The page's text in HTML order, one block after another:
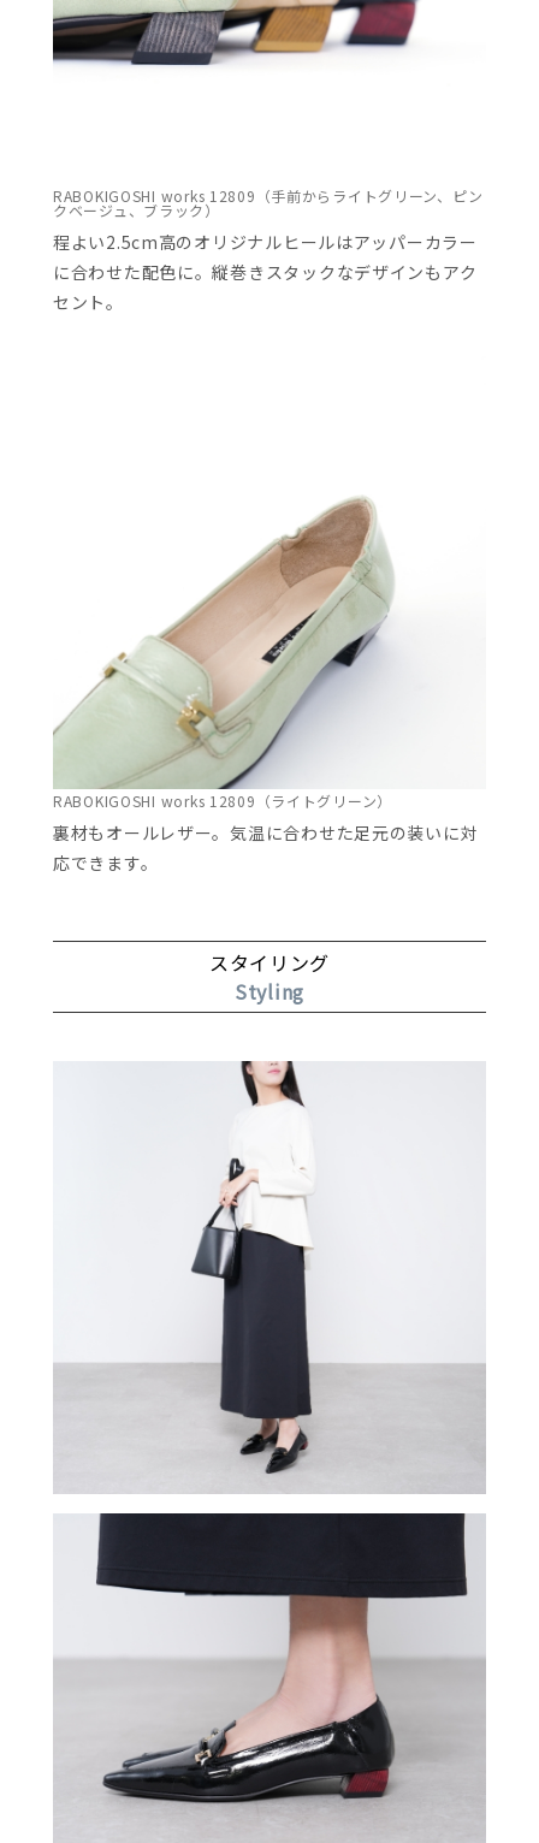
RABOKIGOSHI works 12809（手前からライトグリーン、ピン
クベージュ、ブラック）
程よい2.5cm高のオリジナルヒールはアッパーカラー
に合わせた配色に。縦巻きスタックなデザインもアク
セント。
RABOKIGOSHI works 12809（ライトグリーン）
裏材もオールレザー。気温に合わせた足元の装いに対
応できます。
スタイリング
Styling